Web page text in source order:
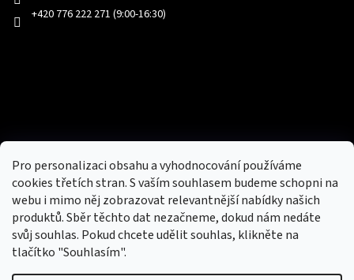
Pro personalizaci obsahu a vyhodnocování používáme
cookies třetích stran. S vaším souhlasem budeme schopni na
webu i mimo něj zobrazovat relevantnější nabídky našich
produktů. Sběr těchto dat nezačneme, dokud nám nedáte
svůj souhlas. Pokud chcete udělit souhlas, klikněte na
tlačítko "Souhlasím".
+420 776 222 271 (9:00-16:30)